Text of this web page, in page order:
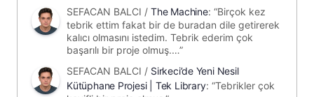
SEFACAN BALCI / The Machine: “Birçok kez
tebrik ettim fakat bir de buradan dile getirerek
kalıcı olmasını istedim. Tebrik ederim çok
başarılı bir proje olmuş.…”
SEFACAN BALCI / Sirkeci’de Yeni Nesil
Kütüphane Projesi | Tek Library: “Tebrikler çok